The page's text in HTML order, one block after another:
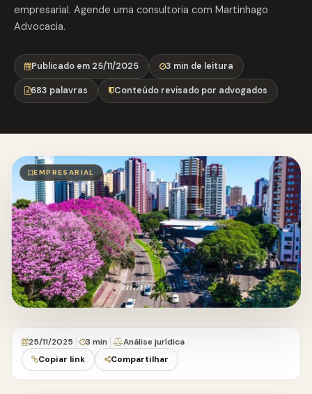
empresarial. Agende uma consultoria com Martinhago
Advocacia.
Publicado em 25/11/2025 3 min de leitura
683 palavras Conteúdo revisado por advogados
EMPRESARIAL
25/11/2025 3 min
Análise jurídica
Copiar link
Compartilhar